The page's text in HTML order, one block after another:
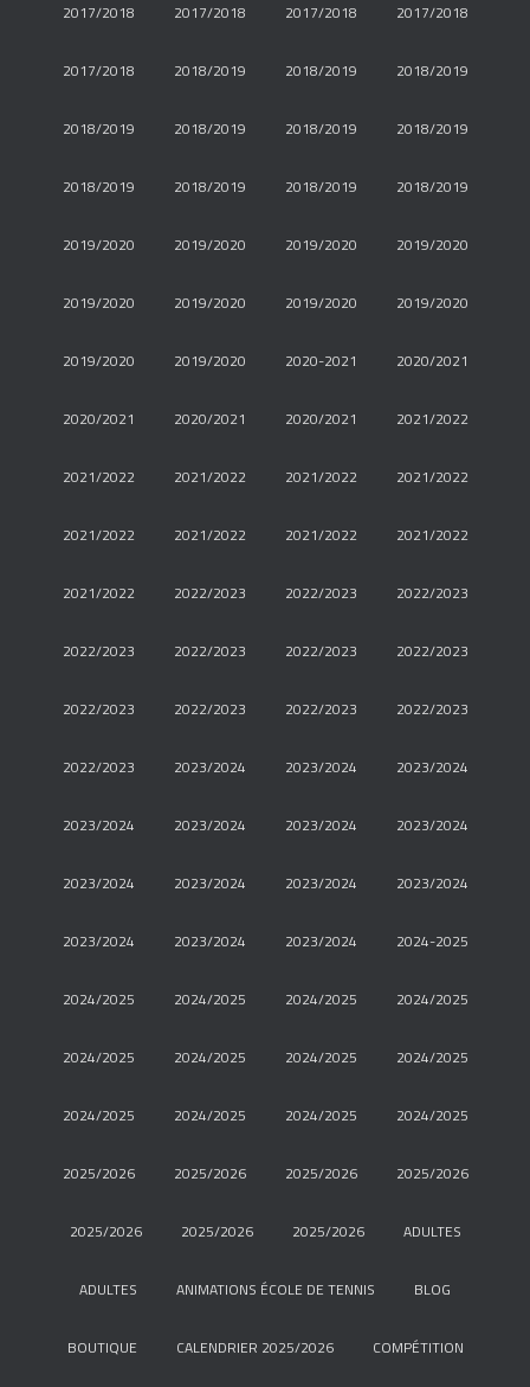
2017/2018 2017/2018 2017/2018 2017/2018
2017/2018 2018/2019 2018/2019 2018/2019
2018/2019 2018/2019 2018/2019 2018/2019
2018/2019 2018/2019 2018/2019 2018/2019
2019/2020 2019/2020 2019/2020 2019/2020
2019/2020 2019/2020 2019/2020 2019/2020
2019/2020 2019/2020 2020-2021 2020/2021
2020/2021 2020/2021 2020/2021 2021/2022
2021/2022 2021/2022 2021/2022 2021/2022
2021/2022 2021/2022 2021/2022 2021/2022
2021/2022 2022/2023 2022/2023 2022/2023
2022/2023 2022/2023 2022/2023 2022/2023
2022/2023 2022/2023 2022/2023 2022/2023
2022/2023 2023/2024 2023/2024 2023/2024
2023/2024 2023/2024 2023/2024 2023/2024
2023/2024 2023/2024 2023/2024 2023/2024
2023/2024 2023/2024 2023/2024 2024-2025
2024/2025 2024/2025 2024/2025 2024/2025
2024/2025 2024/2025 2024/2025 2024/2025
2024/2025 2024/2025 2024/2025 2024/2025
2025/2026 2025/2026 2025/2026 2025/2026
2025/2026 2025/2026 2025/2026 ADULTES
ADULTES ANIMATIONS ÉCOLE DE TENNIS BLOG
BOUTIQUE CALENDRIER 2025/2026 COMPÉTITION